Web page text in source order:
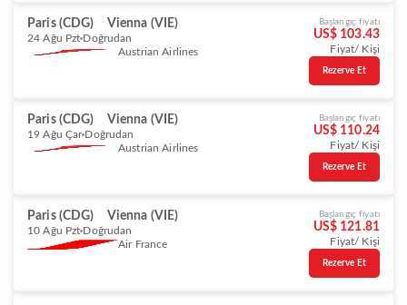
Paris (CDG) Vienna (VIE)
24 Ağu Pzt Doğrudan
Austrian Airlines
Başlangıç fiyatı
US$ 103.43
Fiyat/ Kişi
Rezerve Et
Paris (CDG) Vienna (VIE)
19 Ağu Çar Doğrudan
Austrian Airlines
Başlangıç fiyatı
US$ 110.24
Fiyat/ Kişi
Rezerve Et
Paris (CDG) Vienna (VIE)
10 Ağu Pzt Doğrudan
Air France
Başlangıç fiyatı
US$ 121.81
Fiyat/ Kişi
Rezerve Et